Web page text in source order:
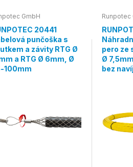
GmbH
20441
punčoška s
a závity RTG Ø
a RTG Ø 6mm, Ø
100mm
Runpotec
pero ze
Ø
bez